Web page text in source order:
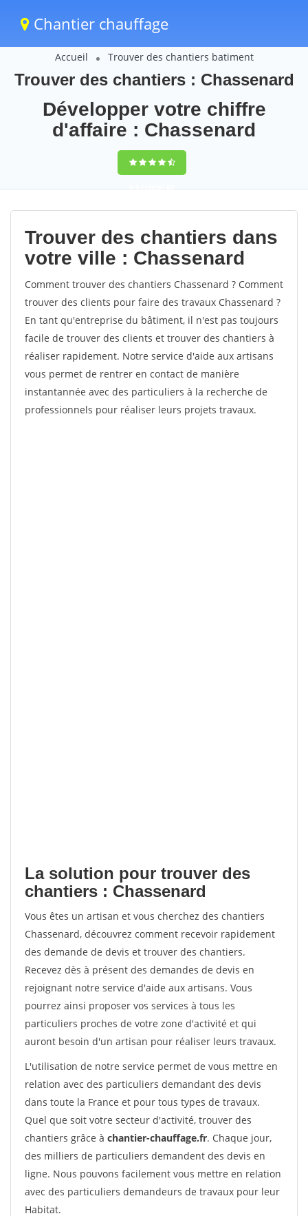
Chantier chauffage
Accueil Trouver des chantiers batiment
Trouver des chantiers : Chassenard
Développer votre chiffre
d'affaire : Chassenard
9,5(100%)62
votes
Trouver des chantiers dans
votre ville : Chassenard
Comment trouver des chantiers Chassenard ? Comment
trouver des clients pour faire des travaux Chassenard ?
En tant qu'entreprise du bâtiment, il n'est pas toujours
facile de trouver des clients et trouver des chantiers à
réaliser rapidement. Notre service d'aide aux artisans
vous permet de rentrer en contact de manière
instantannée avec des particuliers à la recherche de
professionnels pour réaliser leurs projets travaux.
La solution pour trouver des
chantiers : Chassenard
Vous êtes un artisan et vous cherchez des chantiers
Chassenard, découvrez comment recevoir rapidement
des demande de devis et trouver des chantiers.
Recevez dès à présent des demandes de devis en
rejoignant notre service d'aide aux artisans. Vous
pourrez ainsi proposer vos services à tous les
particuliers proches de votre zone d'activité et qui
auront besoin d'un artisan pour réaliser leurs travaux.
L'utilisation de notre service permet de vous mettre en
relation avec des particuliers demandant des devis
dans toute la France et pour tous types de travaux.
Quel que soit votre secteur d'activité, trouver des
chantiers grâce à chantier-chauffage.fr. Chaque jour,
des milliers de particuliers demandent des devis en
ligne. Nous pouvons facilement vous mettre en relation
avec des particuliers demandeurs de travaux pour leur
Habitat.